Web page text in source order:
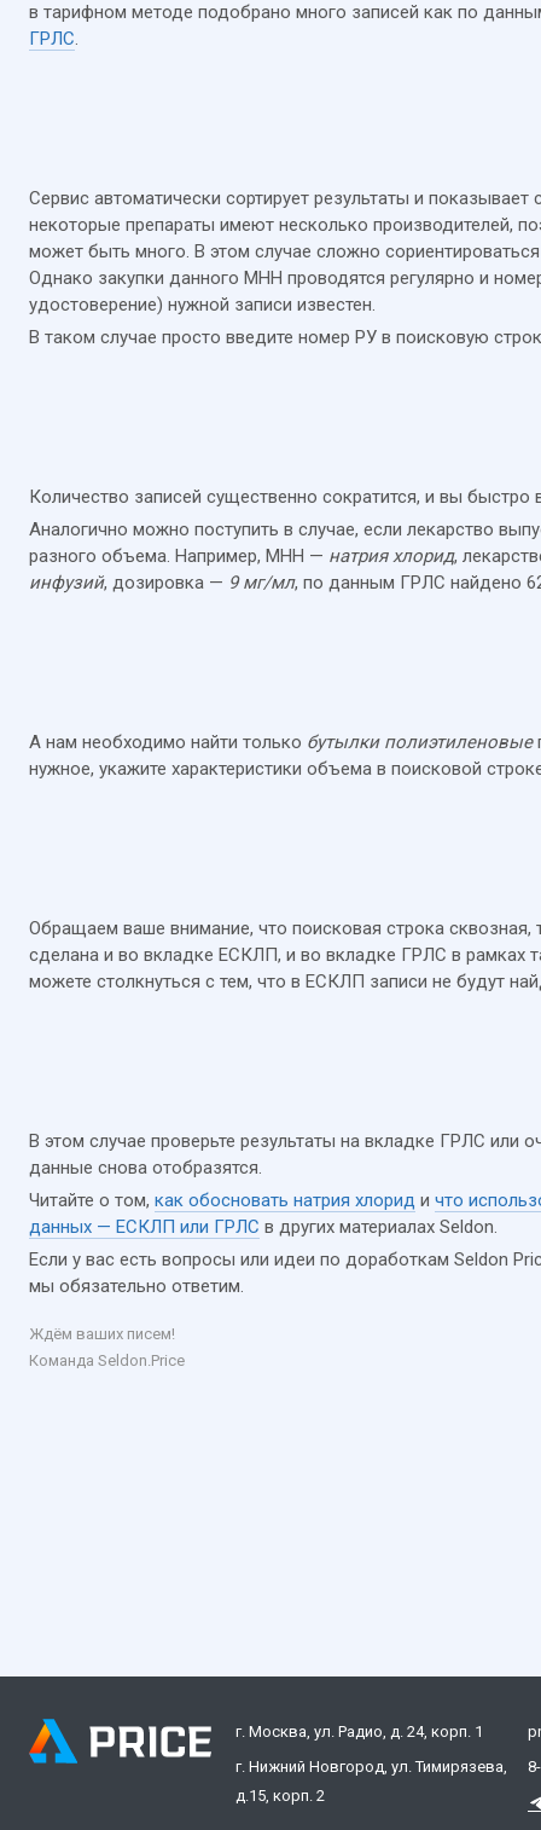
в тарифном методе подобрано много записей как по
ГРЛС.
Сервис автоматически сортирует результаты и
некоторые препараты имеют несколько производителей,
может быть много. В этом случае сложно
Однако закупки данного МНН проводятся регулярно и
удостоверение) нужной записи известен.
В таком случае просто введите номер РУ в поисковую
Количество записей существенно сократится, и вы
Аналогично можно поступить в случае, если лекарство
разного объема. Например, МНН — натрия хлорид,
инфузий, дозировка — 9 мг/мл, по данным ГРЛС найдено
А нам необходимо найти только бутылки полиэтиленовые
нужное, укажите характеристики объема в поисковой
Обращаем ваше внимание, что поисковая строка сквозная,
сделана и во вкладке ЕСКЛП, и во вкладке ГРЛС в рамках
можете столкнуться с тем, что в ЕСКЛП записи не будут
В этом случае проверьте результаты на вкладке ГРЛС или
данные снова отобразятся.
Читайте о том, как обосновать натрия хлорид и что
данных — ЕСКЛП или ГРЛС в других материалах Seldon.
Если у вас есть вопросы или идеи по доработкам Seldon
мы обязательно ответим.
Ждём ваших писем!
Команда Seldon.Price
г. Москва, ул. Радио, д. 24, корп. 1
г. Нижний Новгород, ул. Тимирязева,
д.15, корп. 2